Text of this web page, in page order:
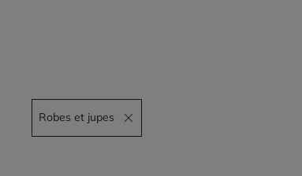
Robes et jupes
Remove filter Robes et jupes